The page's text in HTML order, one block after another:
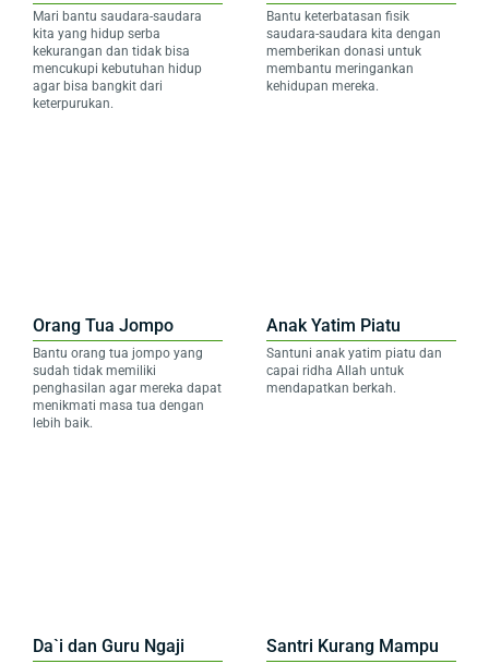
Mari bantu saudara-saudara
kita yang hidup serba
kekurangan dan tidak bisa
mencukupi kebutuhan hidup
agar bisa bangkit dari
keterpurukan.
Bantu keterbatasan fisik
saudara-saudara kita dengan
memberikan donasi untuk
membantu meringankan
kehidupan mereka.
Orang Tua Jompo
Bantu orang tua jompo yang
sudah tidak memiliki
penghasilan agar mereka dapat
menikmati masa tua dengan
lebih baik.
Anak Yatim Piatu
Santuni anak yatim piatu dan
capai ridha Allah untuk
mendapatkan berkah.
Da`i dan Guru Ngaji Santri Kurang Mampu